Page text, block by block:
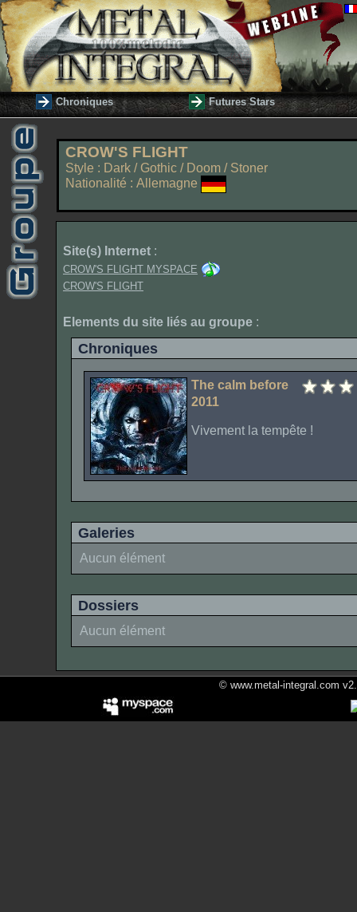
Chroniques Futures Stars
CROW'S FLIGHT
Style : Dark / Gothic / Doom / Stoner
Nationalité : Allemagne
Site(s) Internet :
CROW'S FLIGHT MYSPACE
CROW'S FLIGHT
Elements du site liés au groupe :
Chroniques
The calm before
2011
Vivement la tempête !
Galeries
Aucun élément
Dossiers
Aucun élément
© www.metal-integral.com